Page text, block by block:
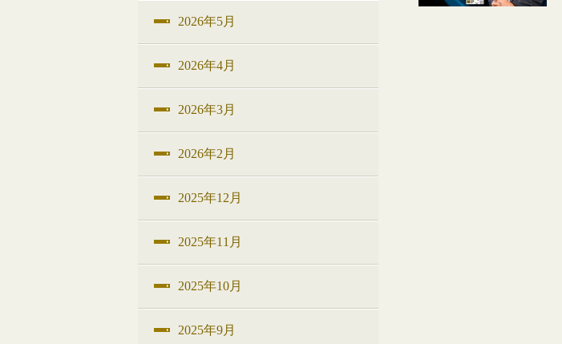
2026年5月
2026年4月
2026年3月
2026年2月
2025年12月
2025年11月
2025年10月
2025年9月